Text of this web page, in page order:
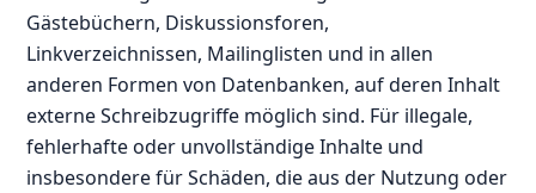
Gästebüchern, Diskussionsforen,
Linkverzeichnissen, Mailinglisten und in allen
anderen Formen von Datenbanken, auf deren Inhalt
externe Schreibzugriffe möglich sind. Für illegale,
fehlerhafte oder unvollständige Inhalte und
insbesondere für Schäden, die aus der Nutzung oder